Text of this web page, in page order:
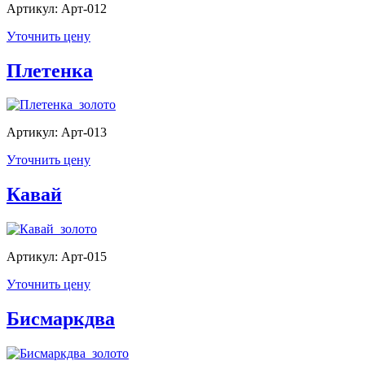
Артикул: Арт-012
Уточнить цену
Плетенка
Артикул: Арт-013
Уточнить цену
Кавай
Артикул: Арт-015
Уточнить цену
Бисмаркдва